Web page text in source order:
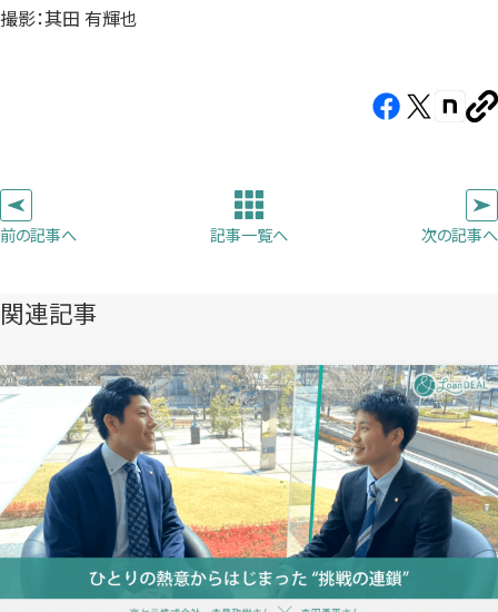
撮影：其田 有輝也
Facebook（新
す）
X（新
す）
note（新
で
す）
ー
前の記事へ 記事一覧へ 次の記事へ
関連記事